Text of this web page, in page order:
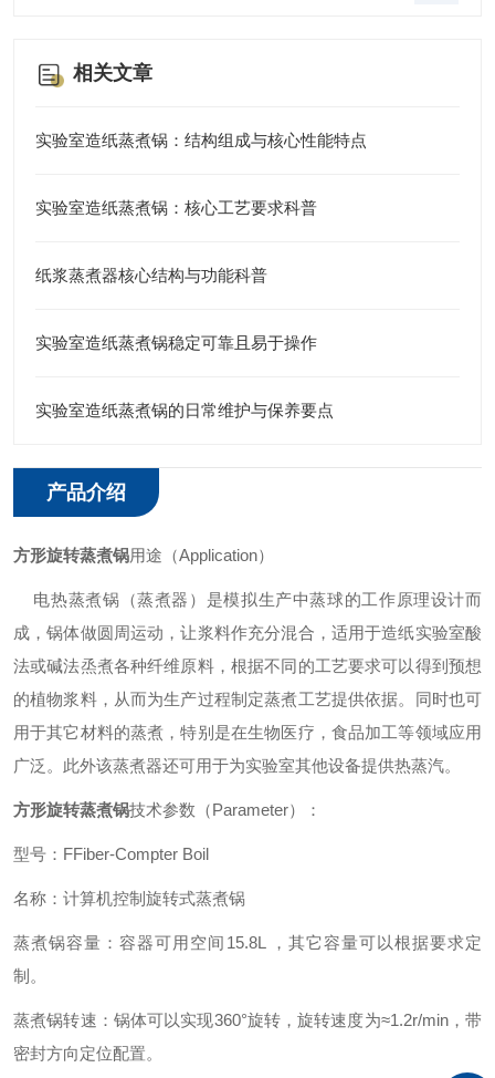
相关文章
实验室造纸蒸煮锅：结构组成与核心性能特点
实验室造纸蒸煮锅：核心工艺要求科普
纸浆蒸煮器核心结构与功能科普
实验室造纸蒸煮锅稳定可靠且易于操作
实验室造纸蒸煮锅的日常维护与保养要点
产品介绍
方形旋转蒸煮锅用途（Application）
电热蒸煮锅（蒸煮器）是模拟生产中蒸球的工作原理设计而
成，锅体做圆周运动，让浆料作充分混合，适用于造纸实验室酸
法或碱法烝煮各种纤维原料，根据不同的工艺要求可以得到预想
的植物浆料，从而为生产过程制定蒸煮工艺提供依据。同时也可
用于其它材料的蒸煮，特别是在生物医疗，食品加工等领域应用
广泛。此外该蒸煮器还可用于为实验室其他设备提供热蒸汽。
方形旋转蒸煮锅技术参数（Parameter）：
型号：FFiber-Compter Boil
名称：计算机控制旋转式蒸煮锅
蒸煮锅容量：容器可用空间15.8L ，其它容量可以根据要求定
制。
蒸煮锅转速：锅体可以实现360°旋转，旋转速度为≈1.2r/min，带
密封方向定位配置。